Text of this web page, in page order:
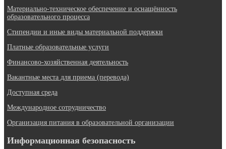
Материально-техническое обеспечение и оснащённость
образовательного процесса
Стипендии и иные виды материальной поддержки
Платные образовательные услуги
Финансово-хозяйственная деятельность
Вакантные места для приема (перевода)
Доступная среда
Международное сотрудничество
Организация питания в образовательной организации
Информационная безопасность